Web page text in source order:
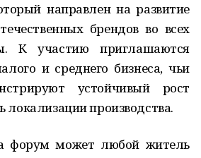
направлен на развитие
брендов во всех
К участию приглашаются
и среднего бизнеса, чьи
устойчивый рост
локализации производства.
форум может любой житель